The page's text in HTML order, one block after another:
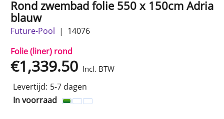
Rond zwembad folie 550 x 150cm Adria
blauw
Future-Pool
14076
Folie (liner) rond
€1,339.50 Incl. BTW
Levertijd: 5-7 dagen
In voorraad